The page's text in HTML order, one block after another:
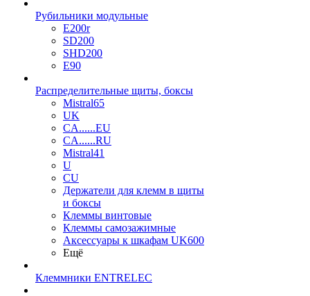
Рубильники модульные
E200r
SD200
SHD200
E90
Распределительные щиты, боксы
Mistral65
UK
CA......EU
CA......RU
Mistral41
U
CU
Держатели для клемм в щиты
и боксы
Клеммы винтовые
Клеммы самозажимные
Аксессуары к шкафам UK600
Ещё
Клеммники ENTRELEC